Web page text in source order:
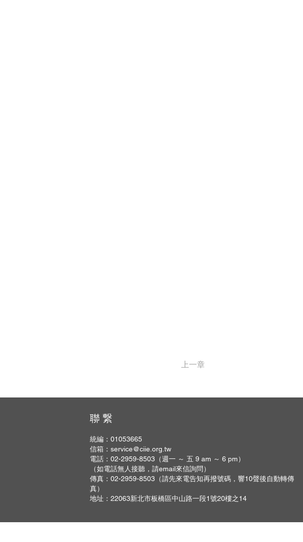
上一章
聯 繋
統編：01053665
信箱： service@ciie.org.tw
電話：02-2959-8503（週一 ～ 五 9 am ～ 6 pm）
（如電話無人接聽，請email來信詢問）
傳真：02-2959-8503（請先來電告知再撥號碼，響10聲後自動轉傳
真）
地址：22063新北市板橋區中山路一段1號20樓之14